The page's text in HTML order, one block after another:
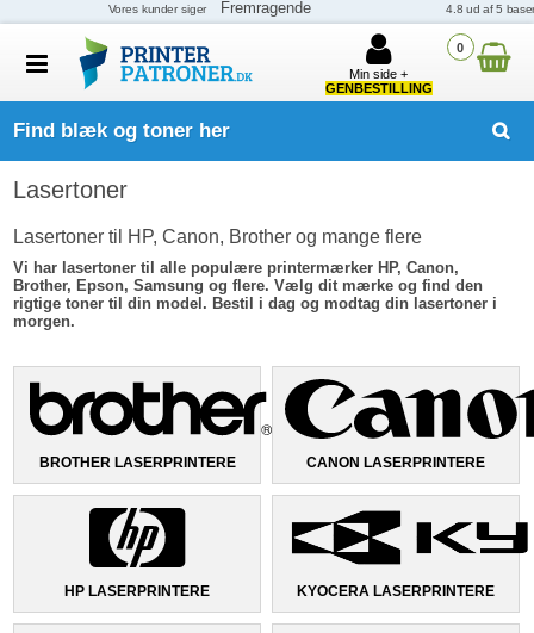
0
Min side +
GENBESTILLING
Find blæk og toner her
Lasertoner
Lasertoner til HP, Canon, Brother og mange flere
Vi har lasertoner til alle populære printermærker HP, Canon,
Brother, Epson, Samsung og flere. Vælg dit mærke og find den
rigtige toner til din model. Bestil i dag og modtag din lasertoner i
morgen.
BROTHER LASERPRINTERE CANON LASERPRINTERE
HP LASERPRINTERE KYOCERA LASERPRINTERE